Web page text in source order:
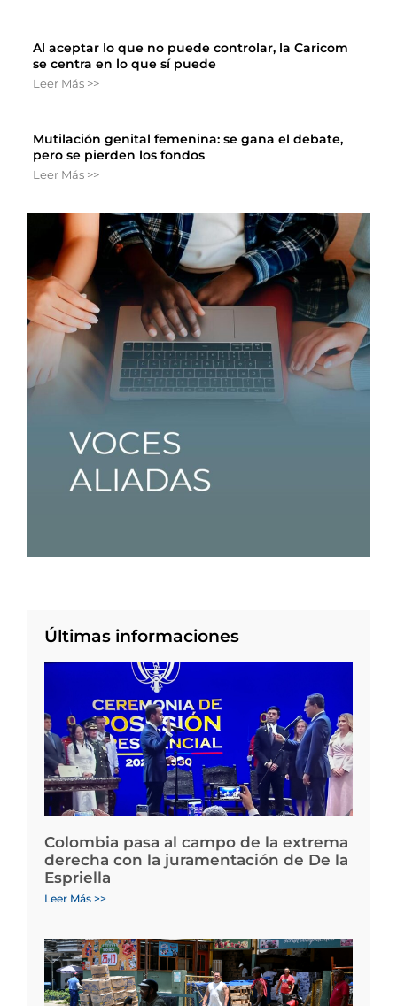
Al aceptar lo que no puede controlar, la Caricom
se centra en lo que sí puede
Leer Más >>
Mutilación genital femenina: se gana el debate,
pero se pierden los fondos
Leer Más >>
Últimas informaciones
Colombia pasa al campo de la extrema
derecha con la juramentación de De la
Espriella
Leer Más >>